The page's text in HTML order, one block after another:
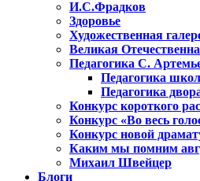
И.С.Фрадков
Здоровье
Художественная
Великая
Педагогика С.
Педагогика
Педагогика
Конкурс короткого
Конкурс «Во весь
Конкурс новой
Каким мы помним
Михаил Швейцер
Блоги